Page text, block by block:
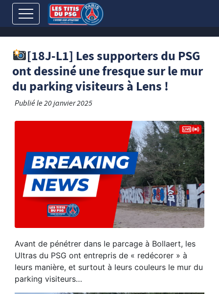
[18J-L1] Les supporters du PSG
ont dessiné une fresque sur le mur
du parking visiteurs à Lens !
Publié le20 janvier 2025
Avant de pénétrer dans le parcage à Bollaert, les
Ultras du PSG ont entrepris de « redécorer » à
leurs manière, et surtout à leurs couleurs le mur du
parking visiteurs…